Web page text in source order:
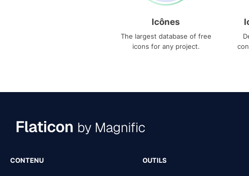
Icônes
The largest database of free
icons for any project.
CONTENU OUTILS